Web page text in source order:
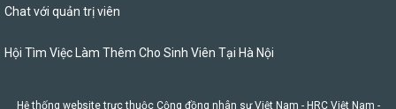
Chat với quản trị viên
Hội Tìm Việc Làm Thêm Cho Sinh Viên Tại Hà Nội
Hệ thống website trực thuộc Cộng đồng nhân sự Việt Nam - HRC Việt Nam -